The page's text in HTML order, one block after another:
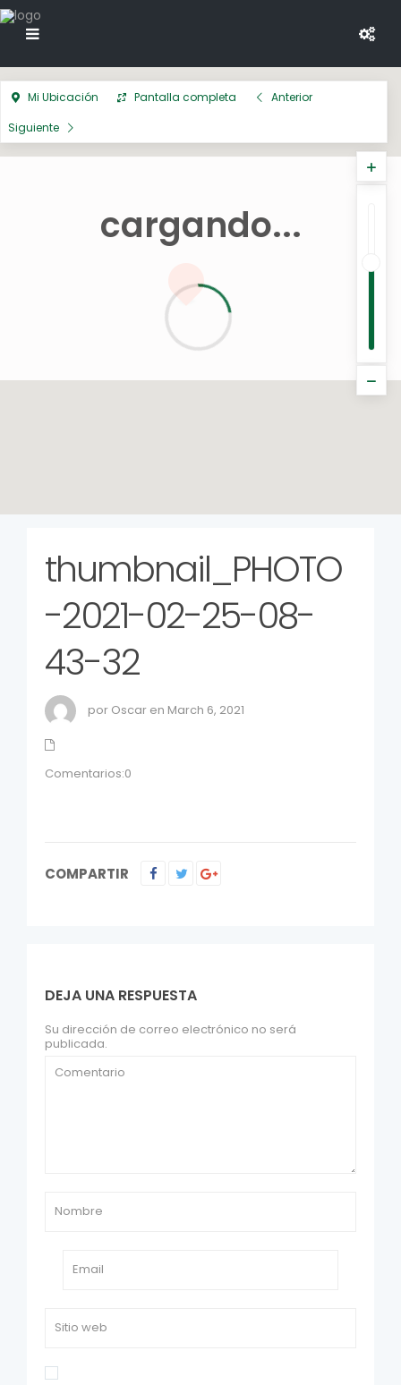
cargando...
Mi Ubicación Pantalla completa
Anterior
Siguiente
thumbnail_PHOTO
-2021-02-25-08-
43-32
por Oscar en March 6, 2021
Comentarios:0
COMPARTIR
DEJA UNA RESPUESTA
Su dirección de correo electrónico no será
publicada.